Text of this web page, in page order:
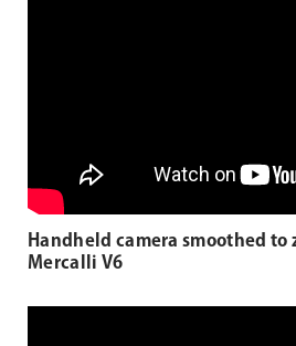
Handheld camera smoothed to
Mercalli V6